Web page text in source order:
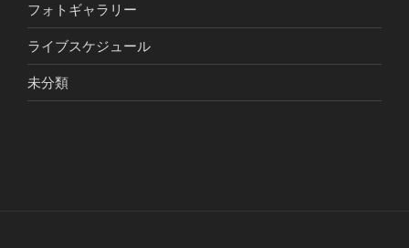
フォトギャラリー
ライブスケジュール
未分類